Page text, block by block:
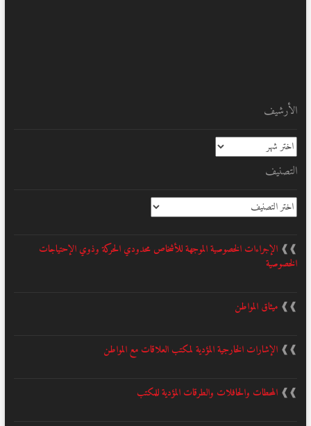
الأرشيف
الأرشيف
التصنيف
التصنيف
❱❱ الإجراءات الخصوصية الموجهة للأشخاص محدودي الحركة وذوي الإحتياجات
الخصوصية
❱❱ ميثاق المواطن
❱❱ الإشارات الخارجية المؤدية لمكتب العلاقات مع المواطن
❱❱ المحطات والحافلات والطرقات المؤدية للمكتب